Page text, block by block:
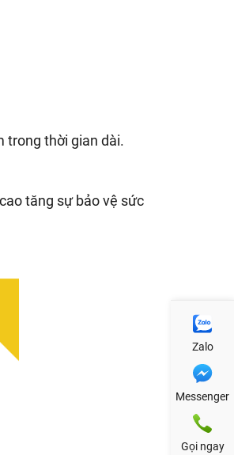
trong thời gian dài.
tăng sự bảo vệ sức
Zalo
Messenger
Gọi ngay